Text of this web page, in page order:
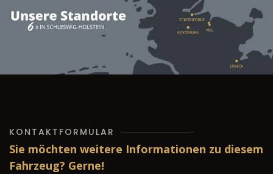
KONTAKTFORMULAR
Sie möchten weitere Informationen zu diesem
Fahrzeug? Gerne!